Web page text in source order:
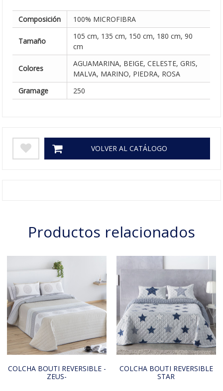
Composición 100% MICROFIBRA
Tamaño
105 cm, 135 cm, 150 cm, 180 cm, 90
cm
Colores
AGUAMARINA, BEIGE, CELESTE, GRIS,
MALVA, MARINO, PIEDRA, ROSA
Gramage
250
VOLVER AL CATÁLOGO
Productos relacionados
COLCHA BOUTI REVERSIBLE -
ZEUS-
COLCHA BOUTI REVERSIBLE
STAR